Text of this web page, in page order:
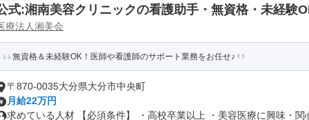
式:湘南美容クリニックの看護助手・無資格・未経験
療法人湘美会
無資格＆未経験OK！医師や看護師のサポート業務をお任せ♪
〒870-0035大分県大分市中央町
月給22万円
求めている人材 【必須条件】 ・高校卒業以上 ・美容医療に興味・関